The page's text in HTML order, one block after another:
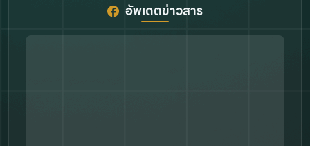
อัพเดตข่าวสาร